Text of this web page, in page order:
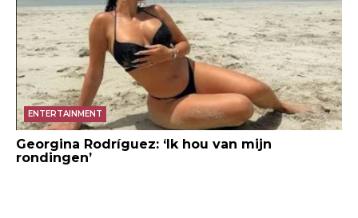
ENTERTAINMENT
Georgina Rodríguez: ‘Ik hou van mijn
rondingen’